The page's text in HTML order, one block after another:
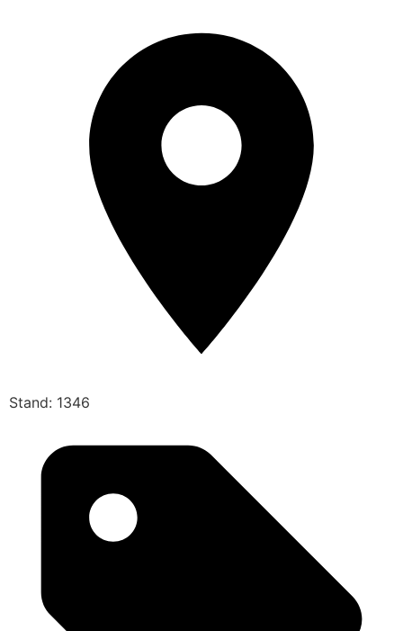
Stand: 1346